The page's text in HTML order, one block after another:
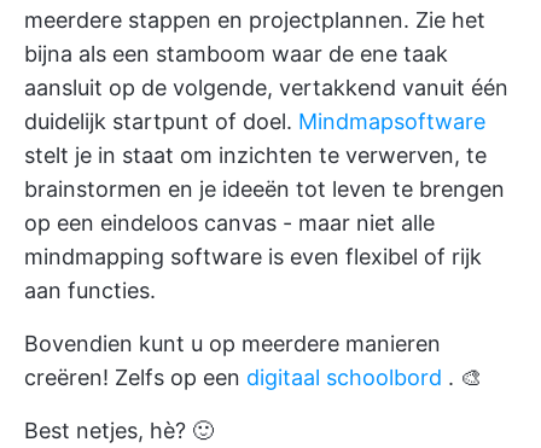
meerdere stappen en projectplannen. Zie het
bijna als een stamboom waar de ene taak
aansluit op de volgende, vertakkend vanuit één
duidelijk startpunt of doel. Mindmapsoftware
stelt je in staat om inzichten te verwerven, te
brainstormen en je ideeën tot leven te brengen
op een eindeloos canvas - maar niet alle
mindmapping software is even flexibel of rijk
aan functies.
Bovendien kunt u op meerdere manieren
creëren! Zelfs op een digitaal schoolbord . 🎨
Best netjes, hè? 🙂